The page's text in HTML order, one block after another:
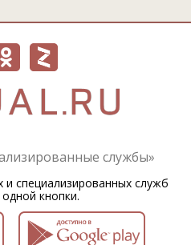
службы»
специализированных служб
кнопки.